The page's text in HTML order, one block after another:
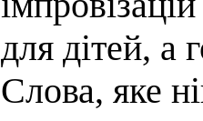
для дітей, а
Слова, яке